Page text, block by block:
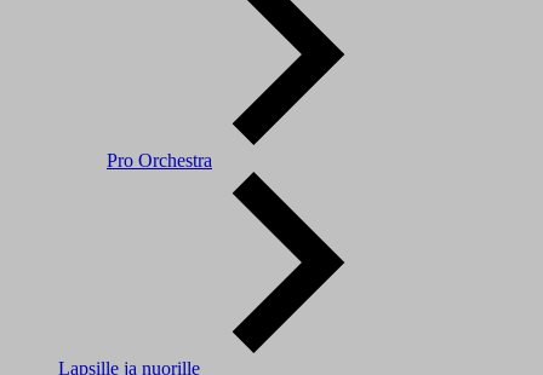
Pro Orchestra
Lapsille ja nuorille